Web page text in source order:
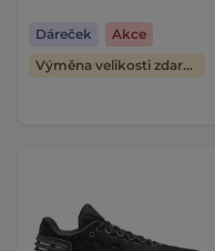
Dáreček
Akce
Výměna velikosti zdarma